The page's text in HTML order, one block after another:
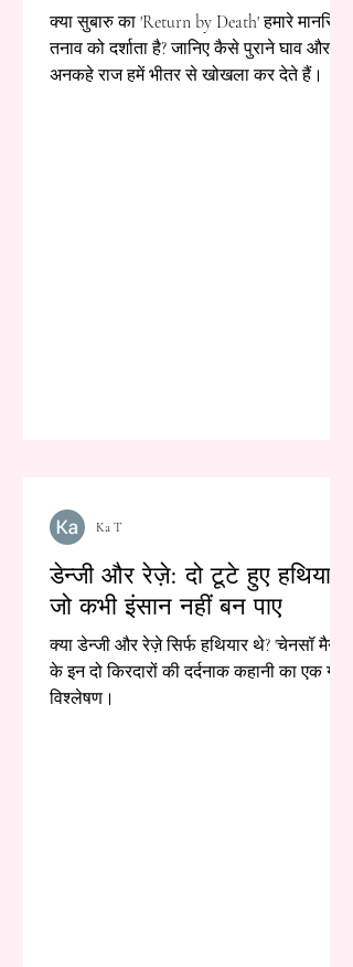
क्या सुबारु का 'Return by Death' हमारे मानसिक
तनाव को दर्शाता है? जानिए कैसे पुराने घाव और
अनकहे राज हमें भीतर से खोखला कर देते हैं।
डेन्जी और रेज़े: दो टूटे हुए हथियार,
जो कभी इंसान नहीं बन पाए
क्या डेन्जी और रेज़े सिर्फ हथियार थे? 'चेनसॉ मैन'
के इन दो किरदारों की दर्दनाक कहानी का एक गहरा
विश्लेषण।
Ka T